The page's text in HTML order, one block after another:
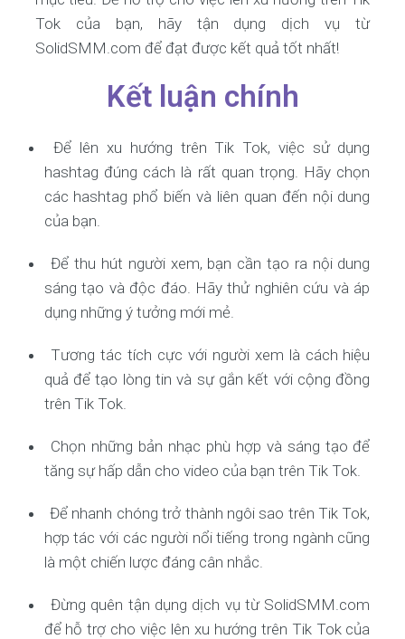
Tok của bạn, hãy tận dụng dịch vụ từ
SolidSMM.com để đạt được kết quả tốt nhất!
Kết luận chính
Để lên xu hướng trên Tik Tok, việc sử dụng
hashtag đúng cách là rất quan trọng. Hãy chọn
các hashtag phổ biến và liên quan đến nội dung
của bạn.
Để thu hút người xem, bạn cần tạo ra nội dung
sáng tạo và độc đáo. Hãy thử nghiên cứu và áp
dụng những ý tưởng mới mẻ.
Tương tác tích cực với người xem là cách hiệu
quả để tạo lòng tin và sự gắn kết với cộng đồng
trên Tik Tok.
Chọn những bản nhạc phù hợp và sáng tạo để
tăng sự hấp dẫn cho video của bạn trên Tik Tok.
Để nhanh chóng trở thành ngôi sao trên Tik Tok,
hợp tác với các người nổi tiếng trong ngành cũng
là một chiến lược đáng cân nhắc.
Đừng quên tận dụng dịch vụ từ SolidSMM.com
để hỗ trợ cho việc lên xu hướng trên Tik Tok của